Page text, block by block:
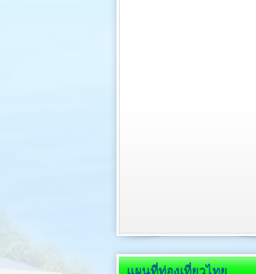
แผนที่ท่องเที่ยวไทย